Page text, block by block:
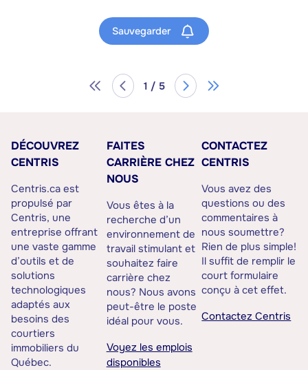
Sauvegarder
1 / 5
DÉCOUVREZ
CENTRIS
Centris.ca est
propulsé par
Centris, une
entreprise offrant
une vaste gamme
d’outils et de
solutions
technologiques
adaptés aux
besoins des
courtiers
immobiliers du
Québec.
FAITES
CARRIÈRE CHEZ
NOUS
Vous êtes à la
recherche d’un
environnement de
travail stimulant et
souhaitez faire
carrière chez
nous? Nous avons
peut-être le poste
idéal pour vous.
Voyez les emplois
disponibles
CONTACTEZ
CENTRIS
Vous avez des
questions ou des
commentaires à
nous soumettre?
Rien de plus simple!
Il suffit de remplir le
court formulaire
conçu à cet effet.
Contactez Centris